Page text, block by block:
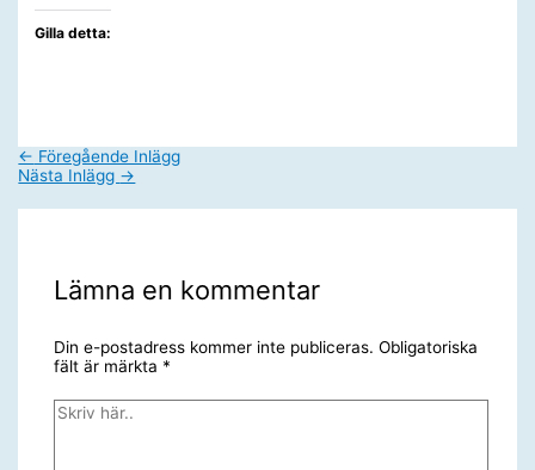
Gilla detta:
← Föregående Inlägg
Nästa Inlägg →
Lämna en kommentar
Din e-postadress kommer inte publiceras. Obligatoriska
fält är märkta *
Skriv